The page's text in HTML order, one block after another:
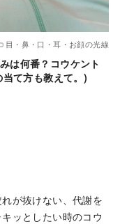
目・鼻・口・耳・お顔の光線
は何番？コウケント
て方も教えて。)
が抜けない、代謝を
ッとしたい時のコウ